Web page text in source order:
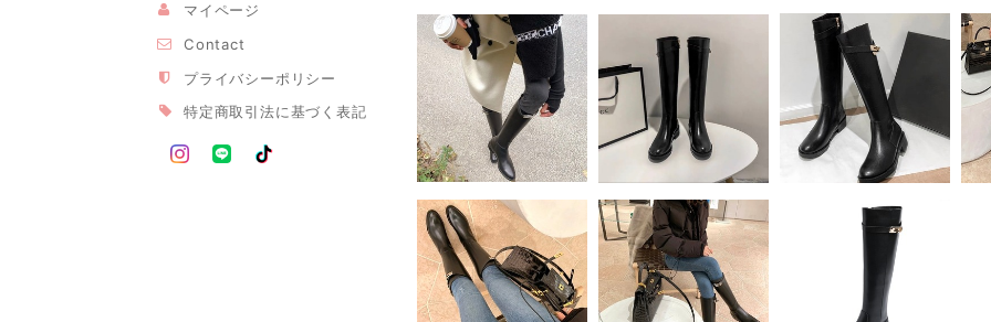
マイページ
Contact
プライバシーポリシー
特定商取引法に基づく表記